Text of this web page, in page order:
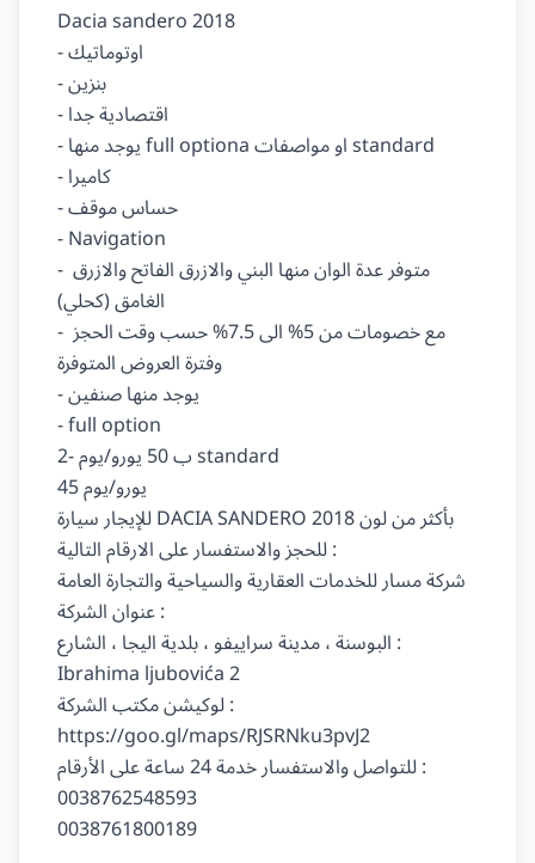
Dacia sandero 2018
- اوتوماتيك
- بنزين
- اقتصادية جدا
- يوجد منها full optiona او مواصفات standard
- كاميرا
- حساس موقف
- Navigation
- متوفر عدة الوان منها البني والازرق الفاتح والازرق
الغامق (كحلي)
- مع خصومات من 5% الى 7.5% حسب وقت الحجز
وفترة العروض المتوفرة
- يوجد منها صنفين
- full option
ب 50 يورو/يوم -2 standard
45 يورو/يوم
للإيجار سيارة DACIA SANDERO 2018 بأكثر من لون
للحجز والاستفسار على الارقام التالية :
شركة مسار للخدمات العقارية والسياحية والتجارة العامة
عنوان الشركة :
البوسنة ، مدينة سراييفو ، بلدية اليجا ، الشارع :
Ibrahima ljubovića 2
لوكيشن مكتب الشركة :
https://goo.gl/maps/RJSRNku3pvJ2
للتواصل والاستفسار خدمة 24 ساعة على الأرقام :
0038762548593